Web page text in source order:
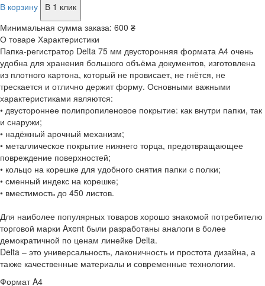
В корзину
В 1 клик
Минимальная сумма заказа: 600 ₴
О товаре Характеристики
Папка-регистратор Delta 75 мм двусторонняя формата А4 очень
удобна для хранения большого объёма документов, изготовлена
из плотного картона, который не провисает, не гнётся, не
трескается и отлично держит форму. Основными важными
характеристиками являются:
• двустороннее полипропиленовое покрытие: как внутри папки, так
и снаружи;
• надёжный арочный механизм;
• металлическое покрытие нижнего торца, предотвращающее
повреждение поверхностей;
• кольцо на корешке для удобного снятия папки с полки;
• сменный индекс на корешке;
• вместимость до 450 листов.
Для наиболее популярных товаров хорошо знакомой потребителю
торговой марки Axent были разработаны аналоги в более
демократичной по ценам линейке Delta.
Delta – это универсальность, лаконичность и простота дизайна, а
также качественные материалы и современные технологии.
Формат A4